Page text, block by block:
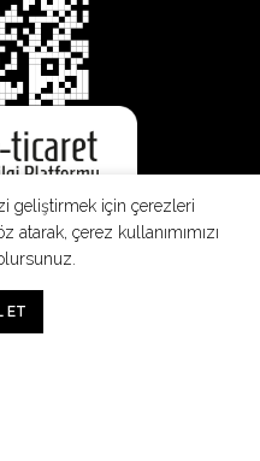
geliştirmek için çerezleri
atarak, çerez kullanımımızı
ET